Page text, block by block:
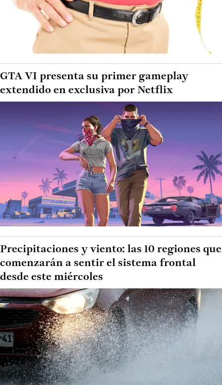
GTA VI presenta su primer gameplay
extendido en exclusiva por Netflix
Precipitaciones y viento: las 10 regiones que
comenzarán a sentir el sistema frontal
desde este miércoles